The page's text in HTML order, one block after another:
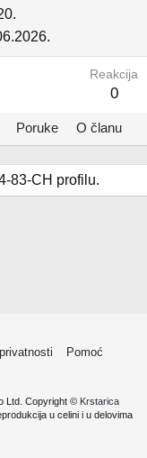
Reakcija
0
Poruke O članu
83-CH profilu.
Pomoć
Ltd. Copyright © Krstarica
u celini i u delovima